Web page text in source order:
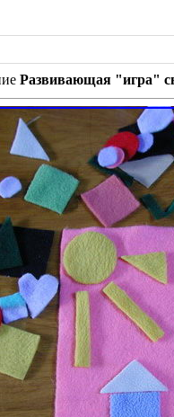
Развивающая "игра"